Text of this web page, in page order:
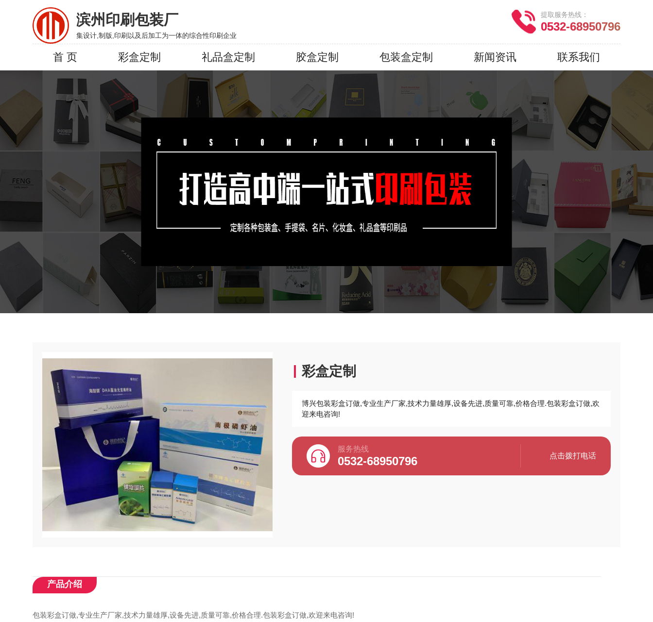
滨州印刷包装厂
集设计,制版,印刷以及后加工为一体的综合性印刷企业
提取服务热线：
0532-68950796
首 页 彩盒定制 礼品盒定制 胶盒定制 包装盒定制 新闻资讯 联系我们
彩盒定制
博兴包装彩盒订做,专业生产厂家,技术力量雄厚,设备先进,质量可靠,价格合理.包装彩盒订做,欢
迎来电咨询!
服务热线
0532-68950796 点击拨打电话
产品介绍
包装彩盒订做,专业生产厂家,技术力量雄厚,设备先进,质量可靠,价格合理.包装彩盒订做,欢迎来电咨询!